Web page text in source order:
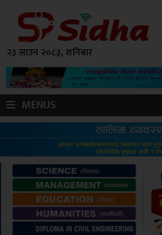
२३ साउन २०८३, शनिबार
MENUS